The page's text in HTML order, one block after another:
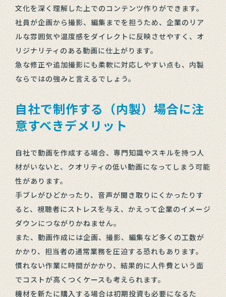
文化を深く理解した上でのコンテンツ作りができます。
社員が企画から撮影、編集までを担うため、企業のリア
ルな雰囲気や温度感をダイレクトに反映させやすく、オ
リジナリティのある動画に仕上がります。
急な修正や追加撮影にも柔軟に対応しやすい点も、内製
ならではの強みと言えるでしょう。
自社で制作する（内製）場合に注
意すべきデメリット
自社で動画を作成する場合、専門知識やスキルを持つ人
材がいないと、クオリティの低い動画になってしまう可能
性があります。
手ブレがひどかったり、音声が聞き取りにくかったりす
ると、視聴者にストレスを与え、かえって企業のイメージ
ダウンにつながりかねません。
また、動画作成には企画、撮影、編集など多くの工数が
かかり、担当者の通常業務を圧迫する恐れもあります。
慣れない作業に時間がかかり、結果的に人件費という面
でコストが高くつくケースも考えられます。
機材を新たに購入する場合は初期投資も必要になるた